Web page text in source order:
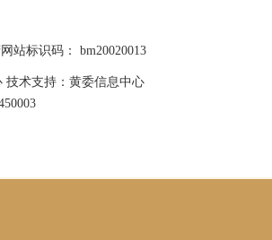
站标识码： bm20020013
技术支持：黄委信息中心